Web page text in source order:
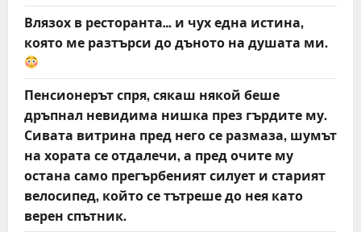
Влязох в ресторанта… и чух една истина,
която ме разтърси до дъното на душата ми.
Пенсионерът спря, сякаш някой беше
дръпнал невидима нишка през гърдите му.
Сивата витрина пред него се размаза, шумът
на хората се отдалечи, а пред очите му
остана само прегърбеният силует и старият
велосипед, който се тътреше до нея като
верен спътник.